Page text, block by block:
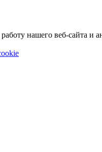
нашего веб-сайта и